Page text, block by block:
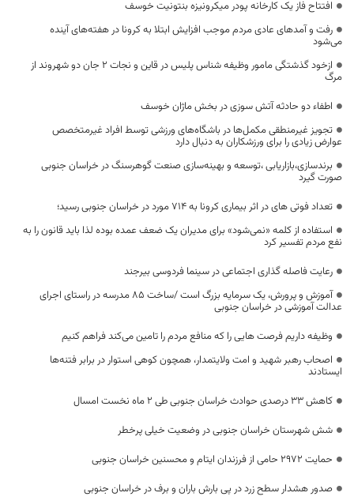
افتتاح فاز یک کارخانه پودر میکرونیزه بنتونیت خوسف
رفت و آمدهای عادی مردم موجب افزایش ابتلا به کرونا در هفته‌های آینده
می‌شود
ازخود گذشتگی مامور وظیفه شناس پلیس در قاین و نجات 2 جان دو شهروند از
مرگ
اطفاء دو حادثه آتش سوزی در بخش ماژان خوسف
تجویز غیرمنطقی مکمل‌ها در باشگاه‌های ورزشی توسط افراد غیرمتخصص
عوارض زیادی را برای ورزشکاران به دنبال دارد
برندسازی،بازاریابی ،توسعه و بهینه‌سازی صنعت گوهرسنگ در خراسان جنوبی
صورت گیرد
تعداد فوتی های در اثر بیماری کرونا به 714 مورد در خراسان جنوبی رسید؛
استفاده از کلمه «نمی‌شود» برای مدیران یک ضعف عمده بوده لذا باید قانون را به
نفع مردم تفسیر کرد
رعایت فاصله گذاری اجتماعی در سینما فردوسی بیرجند
آموزش و پرورش، یک سرمایه بزرگ است /ساخت ۸۵ مدرسه در راستای اجرای
عدالت آموزشی در خراسان جنوبی
وظیفه داریم فرصت هایی را که منافع مردم را تامین می‌کند فراهم کنیم
اصحاب رهبر شهید و امت ولایتمدار، همچون کوهی استوار در برابر فتنه‌ها
ایستادند
کاهش ۳۳ درصدی حوادث خراسان جنوبی طی ۲ ماه نخست امسال
شش شهرستان خراسان جنوبی در وضعیت خیلی پرخطر
حمایت ۲۹۷۲ حامی از فرزندان ایتام و محسنین خراسان جنوبی
صدور هشدار سطح زرد در پی بارش باران و برف در خراسان جنوبی